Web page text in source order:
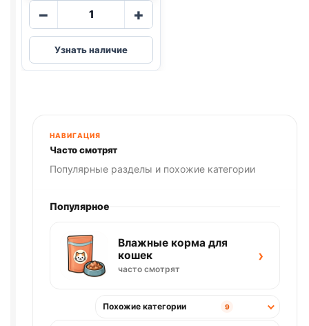
−
Количество
Darsi
ж/
б
+
Узнать наличие
НАВИГАЦИЯ
Часто смотрят
Популярные разделы и похожие категории
Популярное
Влажные корма для
кошек
часто смотрят
›
Похожие категории 9